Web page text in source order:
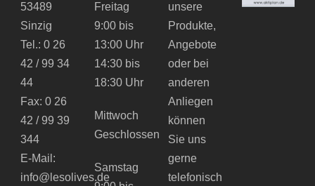
53489
Sinzig
Tel.: 0 26
42 / 99 34
44
Fax: 0 26
42 / 99 39
344
E-Mail:
info@lesolives.de
Freitag
9:00 bis
13:00 Uhr
14:30 bis
18:30 Uhr
Mittwoch
Geschlossen
Samstag
unsere
Produkte,
Angebote
oder bei
anderen
Anliegen
können
Sie uns
gerne
telefonisch